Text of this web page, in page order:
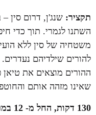
תקציר: שנג'ן, דרום סין
השתנו לגמרי. תוך כדי
משטחיה של סין ללא
להורים שילדיהם
שאינו מזהה אותם
130 דקות,